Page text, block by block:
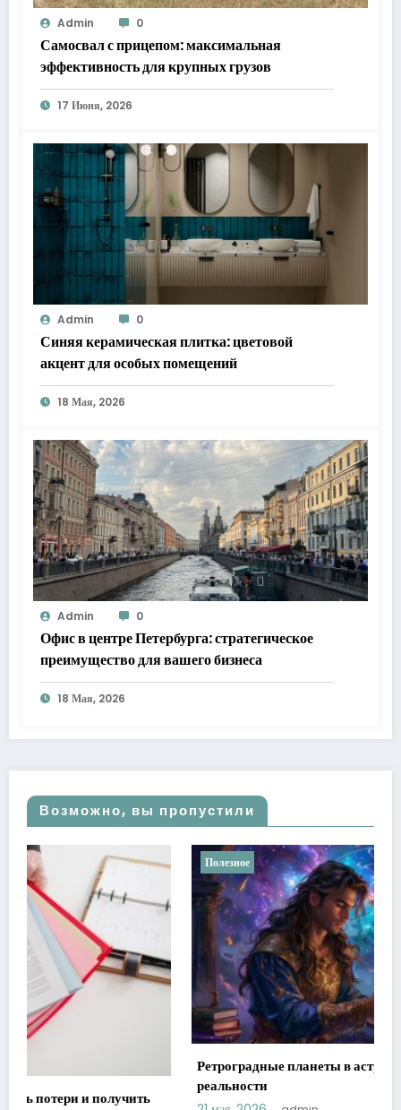
Admin 0
Самосвал с прицепом: максимальная
эффективность для крупных грузов
17 Июня, 2026
Admin 0
Синяя керамическая плитка: цветовой
акцент для особых помещений
18 Мая, 2026
Admin 0
Офис в центре Петербурга: стратегическое
преимущество для вашего бизнеса
18 Мая, 2026
Возможно, вы пропустили
Полезное
Ретроградные планеты в астрологии: мифы против